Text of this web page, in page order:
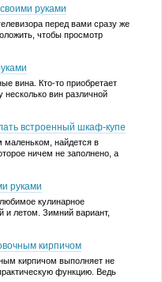
рождения, тогда места под
руками
перед вами сразу же
чтобы просмотр
или поставить на
вина. Кто-то приобретает
несколько вин различной
покупной. …
встроенный шкаф-купе
найдется в
ничем не заполнено, а
небольшой, но очень
шкаф‑купе с раздвижными
руками
кулинарное
и летом. Зимний вариант,
мангале. Его
от снега площадке, возле
кирпичом
кирпичом выполняет не
функцию. Ведь